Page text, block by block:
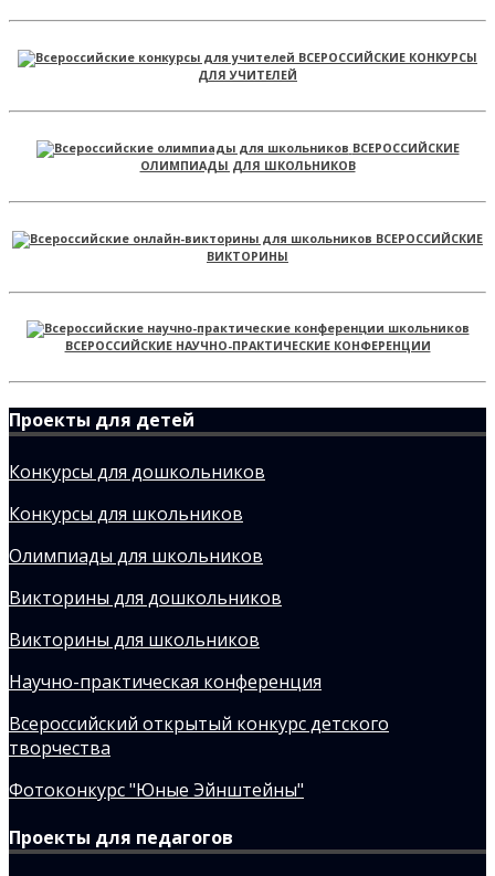
ВСЕРОССИЙСКИЕ КОНКУРСЫ
ДЛЯ УЧИТЕЛЕЙ
ВСЕРОССИЙСКИЕ
ОЛИМПИАДЫ ДЛЯ ШКОЛЬНИКОВ
ВСЕРОССИЙСКИЕ
ВИКТОРИНЫ
ВСЕРОССИЙСКИЕ НАУЧНО-ПРАКТИЧЕСКИЕ КОНФЕРЕНЦИИ
Проекты для детей
Конкурсы для дошкольников
Конкурсы для школьников
Олимпиады для школьников
Викторины для дошкольников
Викторины для школьников
Научно-практическая конференция
Всероссийский открытый конкурс детского
творчества
Фотоконкурс "Юные Эйнштейны"
Проекты для педагогов